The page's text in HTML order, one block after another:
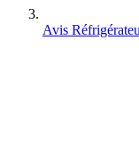
Avis